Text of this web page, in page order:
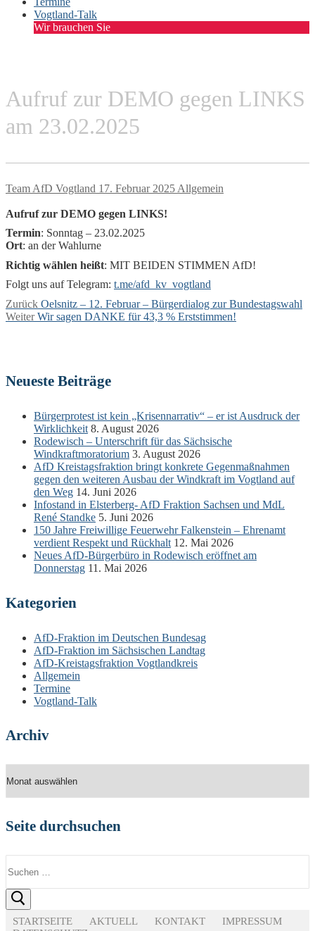
Vogtland-Talk
Wir brauchen Sie
Aufruf zur DEMO gegen LINKS
am 23.02.2025
Team AfD Vogtland 17. Februar 2025 Allgemein
Aufruf zur DEMO gegen LINKS!
Termin: Sonntag – 23.02.2025
Ort: an der Wahlurne
Richtig wählen heißt: MIT BEIDEN STIMMEN AfD!
Folgt uns auf Telegram: t.me/afd_kv_vogtland
Beitragsnavigation
Zurück Vorheriger
Beitrag:
Oelsnitz – 12. Februar – Bürgerdialog zur Bundestagswahl
Weiter Nächster
Wir sagen DANKE für 43,3 % Erststimmen!
Neueste Beiträge
Bürgerprotest ist kein „Krisennarrativ“ – er ist Ausdruck der
Wirklichkeit 8. August 2026
Rodewisch – Unterschrift für das Sächsische
Windkraftmoratorium 3. August 2026
AfD Kreistagsfraktion bringt konkrete Gegenmaßnahmen
gegen den weiteren Ausbau der Windkraft im Vogtland auf
den Weg 14. Juni 2026
Infostand in Elsterberg- AfD Fraktion Sachsen und MdL
René Standke 5. Juni 2026
150 Jahre Freiwillige Feuerwehr Falkenstein – Ehrenamt
verdient Respekt und Rückhalt 12. Mai 2026
Neues AfD-Bürgerbüro in Rodewisch eröffnet am
Donnerstag 11. Mai 2026
Kategorien
AfD-Fraktion im Deutschen Bundesag
AfD-Fraktion im Sächsischen Landtag
AfD-Kreistagsfraktion Vogtlandkreis
Allgemein
Termine
Vogtland-Talk
Archiv
Seite durchsuchen
nach:
STARTSEITE AKTUELL KONTAKT
IMPRESSUM